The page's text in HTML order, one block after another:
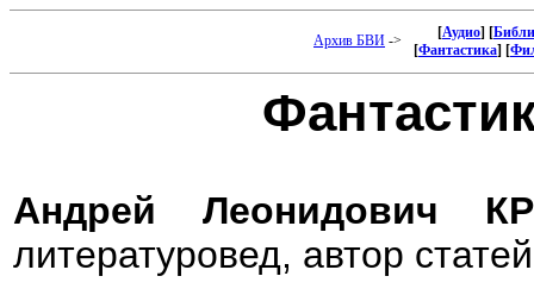
Архив БВИ -> [Аудио] [
[Фантастика] [
Андрей Леонидович
литературовед, автор